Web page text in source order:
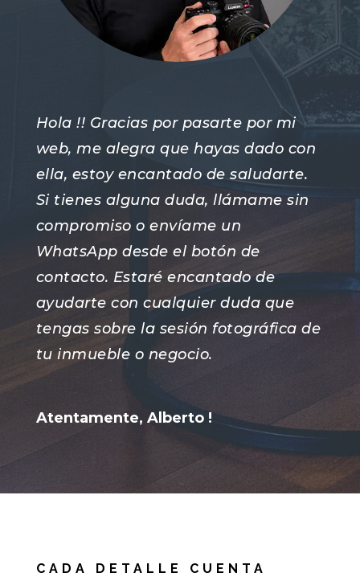
Hola !! Gracias por pasarte por mi
web, me alegra que hayas dado con
ella, estoy encantado de saludarte.
Si tienes alguna duda, llámame sin
compromiso o envíame un
WhatsApp desde el botón de
contacto. Estaré encantado de
ayudarte con cualquier duda que
tengas sobre la sesión fotográfica de
tu inmueble o negocio.
Atentamente, Alberto !
CADA DETALLE CUENTA